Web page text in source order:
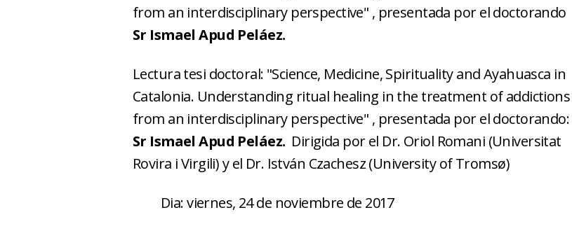
from an interdisciplinary perspective" , presentada por el doctorando
Sr Ismael Apud Peláez.
Lectura tesi doctoral: "Science, Medicine, Spirituality and Ayahuasca in
Catalonia. Understanding ritual healing in the treatment of addictions
from an interdisciplinary perspective" , presentada por el doctorando:
Sr Ismael Apud Peláez. Dirigida por el Dr. Oriol Romani (Universitat
Rovira i Virgili) y el Dr. István Czachesz (University of Tromsø)
Dia: viernes, 24 de noviembre de 2017